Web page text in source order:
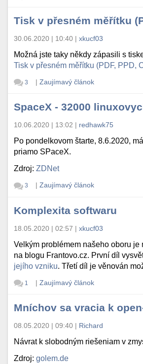
Tisk v přesném měřítku
30.06.2020 | 10:40 | xkucf03
Možná jste taky někdy zápasili s
Tisk v přesném měřítku (PDF, PPD,
3 | Zaujímavý článok
SpaceX - 32000
10.06.2020 | 13:02 | redhawk75
Po pondelkovom štarte, 8.6.2020,
priamo SPaceX.
Zdroj: ZDNet
3 | Zaujímavý článok
Komplexita softwaru
18.05.2020 | 02:57 | xkucf03
Velkým problémem našeho oboru
na blogu Frantovo.cz. První díl
jejího vzniku. Třetí díl je věnován
1 | Zaujímavý článok
Mníchov sa vracia k
08.05.2020 | 09:40 | Richard
Návrat k slobodným riešeniam v
Zdroj: golem.de